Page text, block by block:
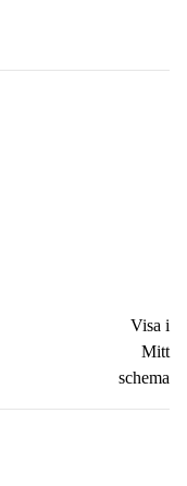
Visa i
Mitt
schema